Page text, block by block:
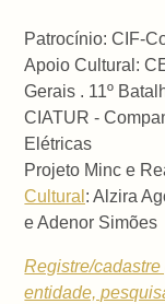
Patrocínio: CIF-
Apoio Cultural:
Gerais . 11º
CIATUR -
Elétricas
Projeto Minc e
Cultural : Alzira
e Adenor Simões
Registre/
entidade,